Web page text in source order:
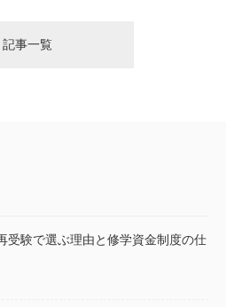
記事一覧
受験で選ぶ理由と修学資金制度の仕